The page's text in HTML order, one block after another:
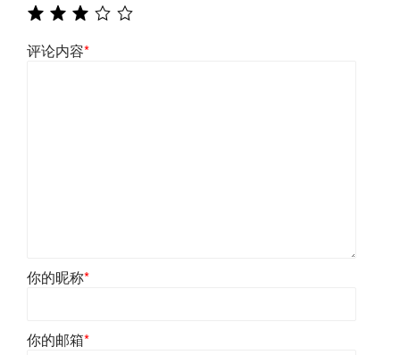
评论内容*
你的昵称*
你的邮箱*